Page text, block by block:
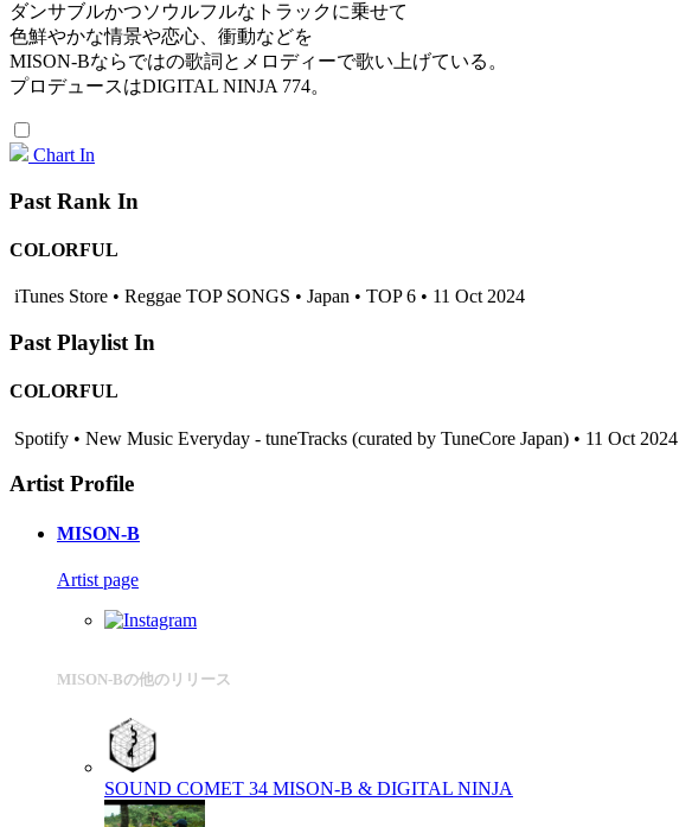
ダンサブルかつソウルフルなトラックに乗せて
色鮮やかな情景や恋心、衝動などを
MISON-Bならではの歌詞とメロディーで歌い上げている。
プロデュースはDIGITAL NINJA 774。
Chart In
Past Rank In
COLORFUL
iTunes Store • Reggae TOP SONGS • Japan • TOP 6 • 11 Oct 2024
Past Playlist In
COLORFUL
Spotify • New Music Everyday - tuneTracks (curated by TuneCore Japan) • 11 Oct 2024
Artist Profile
MISON-B
Artist page
MISON-Bの他のリリース
SOUND COMET 34 MISON-B & DIGITAL NINJA